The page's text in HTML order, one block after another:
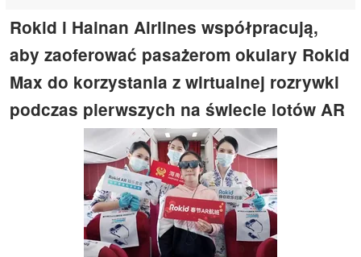
Rokid i Hainan Airlines współpracują,
aby zaoferować pasażerom okulary Rokid
Max do korzystania z wirtualnej rozrywki
podczas pierwszych na świecie lotów AR